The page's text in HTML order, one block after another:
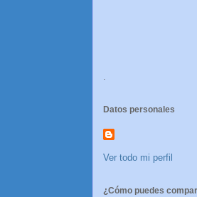
.
Datos personales
Ver todo mi perfil
¿Cómo puedes